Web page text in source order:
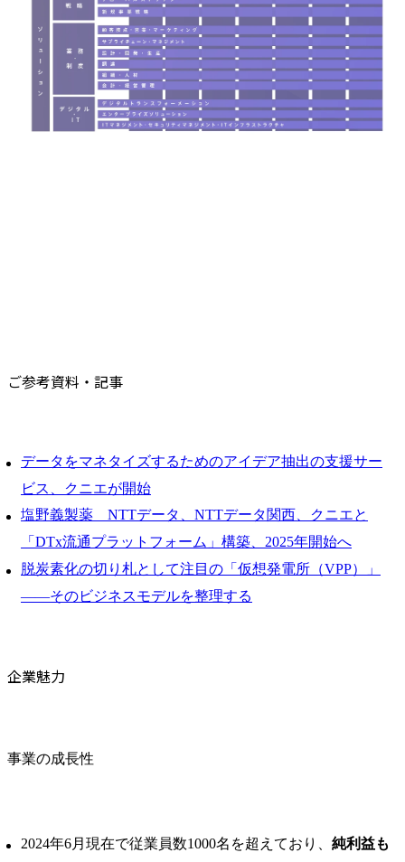
ご参考資料・記事
データをマネタイズするためのアイデア抽出の支援サー
ビス、クニエが開始
塩野義製薬 NTTデータ、NTTデータ関西、クニエと
「DTx流通プラットフォーム」構築、2025年開始へ
脱炭素化の切り札として注目の「仮想発電所（VPP）」
――そのビジネスモデルを整理する
企業魅力
事業の成長性
2024年6月現在で従業員数1000名を超えており、 純利益も